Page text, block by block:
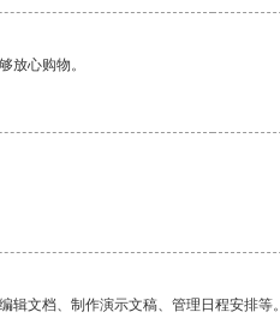
放心购物。
文档、制作演示文稿、管理日程安排等。